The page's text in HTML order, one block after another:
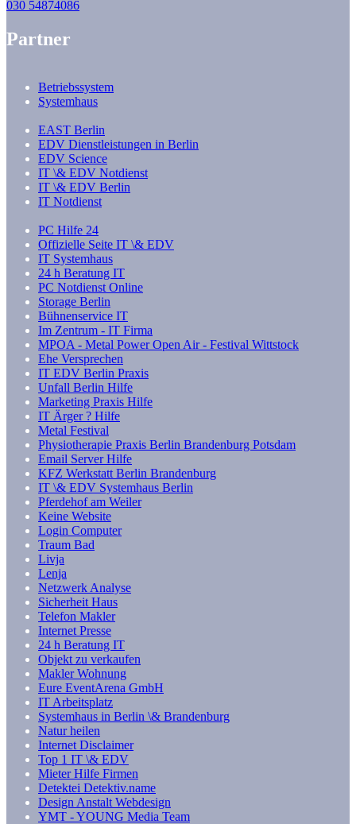
030 54874086
Partner
Betriebssystem
Systemhaus
EAST Berlin
EDV Dienstleistungen in Berlin
EDV Science
IT \& EDV Notdienst
IT \& EDV Berlin
IT Notdienst
PC Hilfe 24
Offizielle Seite IT \& EDV
IT Systemhaus
24 h Beratung IT
PC Notdienst Online
Storage Berlin
Bühnenservice IT
Im Zentrum - IT Firma
MPOA - Metal Power Open Air - Festival Wittstock
Ehe Versprechen
IT EDV Berlin Praxis
Unfall Berlin Hilfe
Marketing Praxis Hilfe
IT Ärger ? Hilfe
Metal Festival
Physiotherapie Praxis Berlin Brandenburg Potsdam
Email Server Hilfe
KFZ Werkstatt Berlin Brandenburg
IT \& EDV Systemhaus Berlin
Pferdehof am Weiler
Keine Website
Login Computer
Traum Bad
Livja
Lenja
Netzwerk Analyse
Sicherheit Haus
Telefon Makler
Internet Presse
24 h Beratung IT
Objekt zu verkaufen
Makler Wohnung
Eure EventArena GmbH
IT Arbeitsplatz
Systemhaus in Berlin \& Brandenburg
Natur heilen
Internet Disclaimer
Top 1 IT \& EDV
Mieter Hilfe Firmen
Detektei Detektiv.name
Design Anstalt Webdesign
YMT - YOUNG Media Team